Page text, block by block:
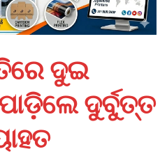
ଦୁଇ
ଦୁର୍ବୁତ୍ତ